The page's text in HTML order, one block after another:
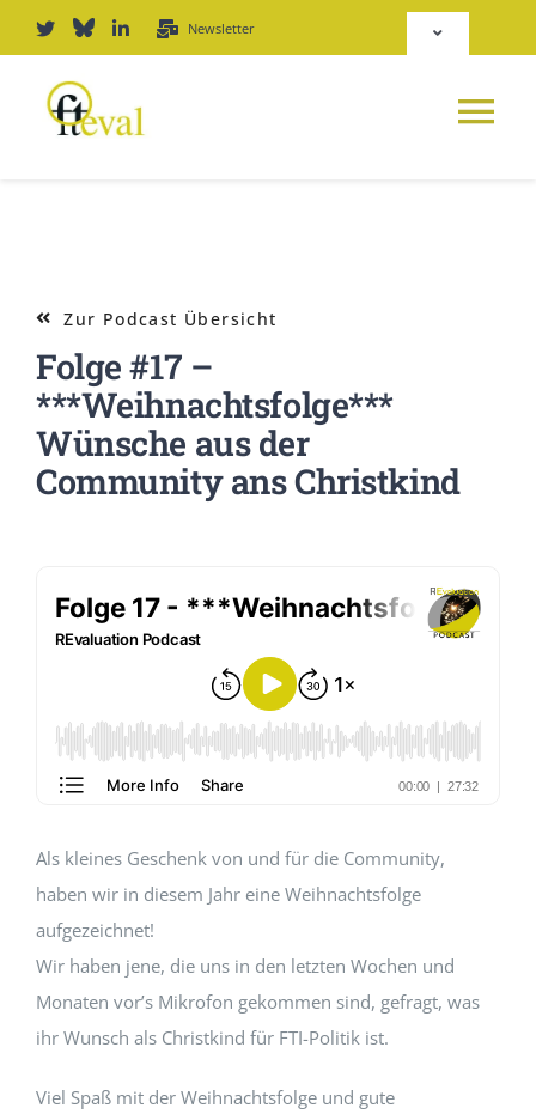
Inhalt
springen
Newsletter
Toggle
Deutsch
Login
JOURNAL
PODCAST
EVENTS
LESENSWERTES
Zur Podcast Übersicht
Folge #17 –
***Weihnachtsfolge***
Wünsche aus der
Community ans Christkind
Als kleines Geschenk von und für die Community,
haben wir in diesem Jahr eine Weihnachtsfolge
aufgezeichnet!
Wir haben jene, die uns in den letzten Wochen und
Monaten vor’s Mikrofon gekommen sind, gefragt, was
ihr Wunsch als Christkind für FTI-Politik ist.
Viel Spaß mit der Weihnachtsfolge und gute